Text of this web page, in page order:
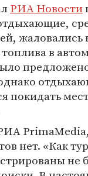
РИА Новости
жаловались
в
покидать
нет. «Как
не